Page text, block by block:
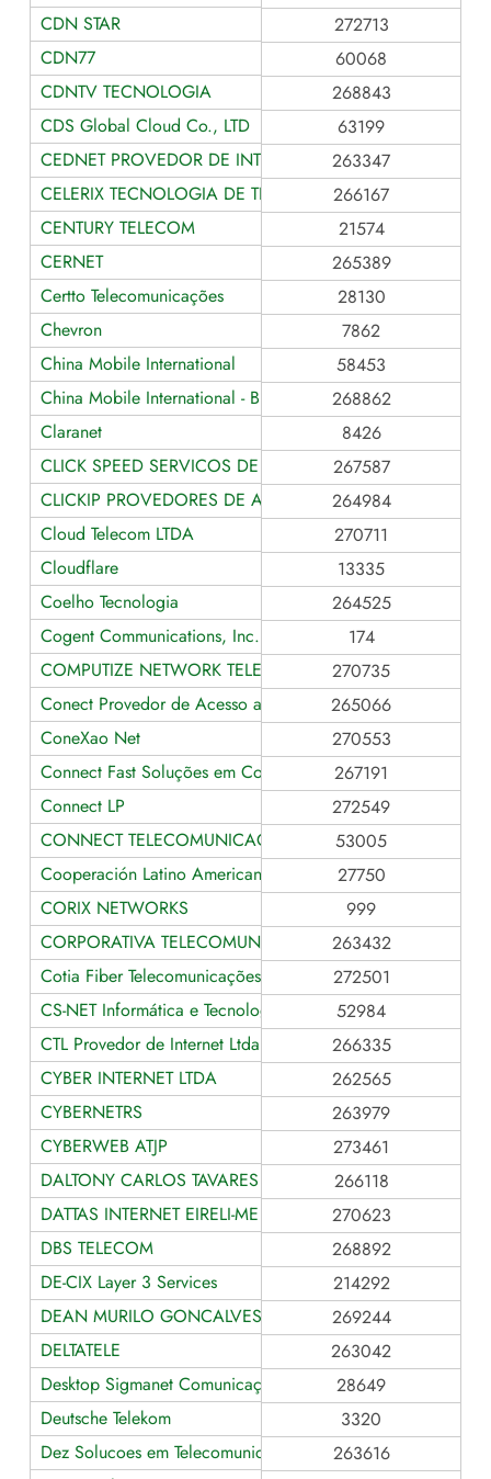
CDN STAR
272713
CDN77
60068
CDNTV TECNOLOGIA
268843
CDS Global Cloud Co., LTD
63199
CEDNET PROVEDOR DE INTERNET
263347
CELERIX TECNOLOGIA DE TELECOMUNICACOES
266167
CENTURY TELECOM
21574
CERNET
265389
Certto Telecomunicações
28130
Chevron
7862
China Mobile International
58453
China Mobile International - Brazil
268862
Claranet
8426
CLICK SPEED SERVICOS DE TELECOMUNICACOES
267587
CLICKIP PROVEDORES DE ACESSO LTDA264984
Cloud Telecom LTDA
270711
Cloudflare
13335
Coelho Tecnologia
264525
Cogent Communications, Inc.
174
COMPUTIZE NETWORK TELECOMUNICACOES
270735
Conect Provedor de Acesso a Internet
265066
ConeXao Net
270553
Connect Fast Soluções em Conectividade267191
Connect LP
272549
CONNECT TELECOMUNICACOES LTDA53005
Cooperación Latino Americana de Redes Avanzadas
27750
CORIX NETWORKS
999
CORPORATIVA TELECOMUNICACOES263432
Cotia Fiber Telecomunicações e Serviços LTDA
272501
CS-NET Informática e Tecnologia
52984
CTL Provedor de Internet Ltda
266335
CYBER INTERNET LTDA
262565
CYBERNETRS
263979
CYBERWEB ATJP
273461
DALTONY CARLOS TAVARES CAETANO MUNHOZ ME
266118
DATTAS INTERNET EIRELI-ME
270623
DBS TELECOM
268892
DE-CIX Layer 3 Services
214292
DEAN MURILO GONCALVES OLIVEIRA - ME
269244
DELTATELE
263042
Desktop Sigmanet Comunicação Multimídia Ltda
28649
Deutsche Telekom
3320
Dez Solucoes em Telecomunicacoes
263616